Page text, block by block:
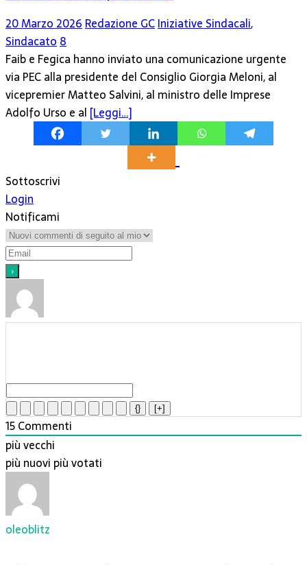
20 Marzo 2026 Redazione GCIniziative Sindacali
Sindacato 8
Faib e Fegica hanno inviato una comunicazione urgente
via PEC alla presidente del Consiglio Giorgia Meloni, al
vicepremier Matteo Salvini, al ministro delle Imprese
Adolfo Urso e al [Leggi…]
Sottoscrivi
Login
Notificami
{} [+]
15Commenti
più vecchi
più nuovi più votati
oleoblitz